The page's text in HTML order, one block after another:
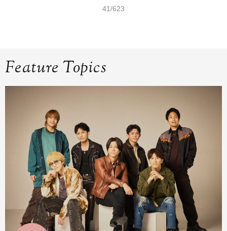
41/623
Feature Topics